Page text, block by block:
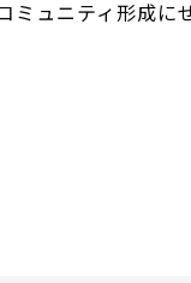
ュニティ形成に